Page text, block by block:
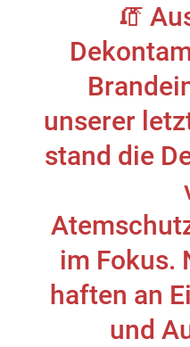
🧯
unserer
stand die
im Fokus.
haften an
und